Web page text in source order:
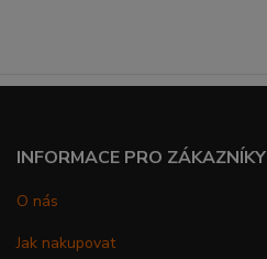
INFORMACE PRO ZÁKAZNÍKY
O nás
Jak nakupovat